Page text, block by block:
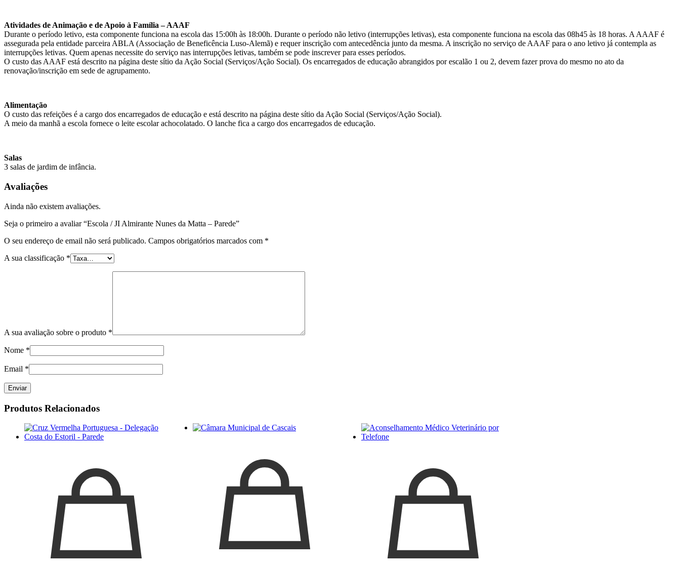
Atividades de Animação e de Apoio à Família – AAAF
Durante o período letivo, esta componente funciona na escola das 15:00h às 18:00h. Durante o período não letivo (interrupções letivas), esta componente funciona na escola das 08h45 às 18 horas. A AAAF é
assegurada pela entidade parceira ABLA (Associação de Beneficência Luso-Alemã) e requer inscrição com antecedência junto da mesma. A inscrição no serviço de AAAF para o ano letivo já contempla as
interrupções letivas. Quem apenas necessite do serviço nas interrupções letivas, também se pode inscrever para esses períodos.
O custo das AAAF está descrito na página deste sítio da Ação Social (Serviços/Ação Social). Os encarregados de educação abrangidos por escalão 1 ou 2, devem fazer prova do mesmo no ato da
renovação/inscrição em sede de agrupamento.
Alimentação
O custo das refeições é a cargo dos encarregados de educação e está descrito na página deste sítio da Ação Social (Serviços/Ação Social).
A meio da manhã a escola fornece o leite escolar achocolatado. O lanche fica a cargo dos encarregados de educação.
Salas
3 salas de jardim de infância.
Avaliações
Ainda não existem avaliações.
Seja o primeiro a avaliar “Escola / JI Almirante Nunes da Matta – Parede”
O seu endereço de email não será publicado. Campos obrigatórios marcados com *
A sua classificação *
A sua avaliação sobre o produto *
Nome *
Email *
Produtos Relacionados